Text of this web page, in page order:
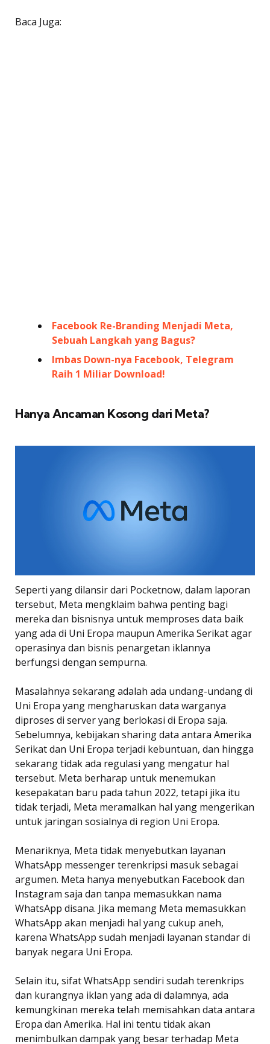
Baca Juga:
Facebook Re-Branding Menjadi Meta,
Sebuah Langkah yang Bagus?
Imbas Down-nya Facebook, Telegram
Raih 1 Miliar Download!
Hanya Ancaman Kosong dari Meta?
Seperti yang dilansir dari Pocketnow, dalam laporan
tersebut, Meta mengklaim bahwa penting bagi
mereka dan bisnisnya untuk memproses data baik
yang ada di Uni Eropa maupun Amerika Serikat agar
operasinya dan bisnis penargetan iklannya
berfungsi dengan sempurna.
Masalahnya sekarang adalah ada undang-undang di
Uni Eropa yang mengharuskan data warganya
diproses di server yang berlokasi di Eropa saja.
Sebelumnya, kebijakan sharing data antara Amerika
Serikat dan Uni Eropa terjadi kebuntuan, dan hingga
sekarang tidak ada regulasi yang mengatur hal
tersebut. Meta berharap untuk menemukan
kesepakatan baru pada tahun 2022, tetapi jika itu
tidak terjadi, Meta meramalkan hal yang mengerikan
untuk jaringan sosialnya di region Uni Eropa.
Menariknya, Meta tidak menyebutkan layanan
WhatsApp messenger terenkripsi masuk sebagai
argumen. Meta hanya menyebutkan Facebook dan
Instagram saja dan tanpa memasukkan nama
WhatsApp disana. Jika memang Meta memasukkan
WhatsApp akan menjadi hal yang cukup aneh,
karena WhatsApp sudah menjadi layanan standar di
banyak negara Uni Eropa.
Selain itu, sifat WhatsApp sendiri sudah terenkrips
dan kurangnya iklan yang ada di dalamnya, ada
kemungkinan mereka telah memisahkan data antara
Eropa dan Amerika. Hal ini tentu tidak akan
menimbulkan dampak yang besar terhadap Meta